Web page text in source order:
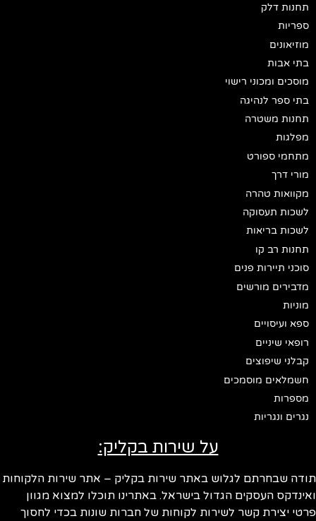
תחנות דלק
ספריות
מוזיאונים
בתי אבות
מוסכים ומכוני רישוי
בתי ספר לנהיגה
תחנות משטרה
מפלגות
מתחמי ספורט
מורי דרך
מקוואות טהרה
לשכות תעסוקה
לשכות בריאות
תחנות רב קו
סוכני תיירות פנים
מדבירים מורשים
מוניות
ספא ועיסויים
רופאי שיניים
קבלני שיפוצים
חשמלאים מוסמכים
מספרות
נגרים ונגריות
על שירות בקליק:
שבחרתם לגלוש באתר שירות בקליק – אתר שירות הלקוחות
העסקים הגדול בישראל. באתרינו תוכלו למצוא מגוון
יצירת קשר לשירות לקוחות של חברות שונות בכדי לחסוך